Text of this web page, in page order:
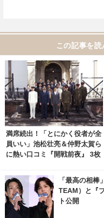
この記事を
満席続出！「とにかく役者が全
員いい」池松壮亮＆仲野太賀ら
に熱い口コミ『開戦前夜』 3枚
net
「最高の相
TEAM）と『
ト公開